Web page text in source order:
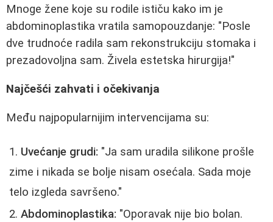
Mnoge žene koje su rodile ističu kako im je
abdominoplastika vratila samopouzdanje: "Posle
dve trudnoće radila sam rekonstrukciju stomaka i
prezadovoljna sam. Živela estetska hirurgija!"
Najčešći zahvati i očekivanja
Među najpopularnijim intervencijama su:
Uvećanje grudi: "Ja sam uradila silikone prošle
zime i nikada se bolje nisam osećala. Sada moje
telo izgleda savršeno."
Abdominoplastika: "Oporavak nije bio bolan.